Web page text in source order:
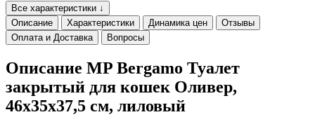
Все характеристики ↓
Описание
Характеристики Динамика цен
Отзывы
Оплата и Доставка
Вопросы
Описание MP Bergamo Туалет
закрытый для кошек Оливер,
46х35х37,5 см, лиловый